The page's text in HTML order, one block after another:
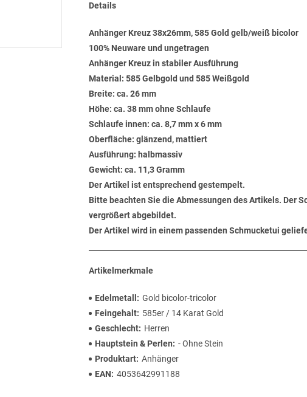
Details
Anhänger Kreuz 38x26mm, 585 Gold gelb/weiß bicolor
100% Neuware und ungetragen
Anhänger Kreuz in stabiler Ausführung
Material: 585 Gelbgold und 585 Weißgold
Breite: ca. 26 mm
Höhe: ca. 38 mm ohne Schlaufe
Schlaufe innen: ca. 8,7 mm x 6 mm
Oberfläche: glänzend, mattiert
Ausführung: halbmassiv
Gewicht: ca. 11,3 Gramm
Der Artikel ist entsprechend gestempelt.
Bitte beachten Sie die Abmessungen des Artikels. Der
vergrößert abgebildet.
Der Artikel wird in einem passenden Schmucketui
Artikelmerkmale
Edelmetall
Gold bicolor-tricolor
Feingehalt
585er / 14 Karat Gold
Geschlecht
Herren
Hauptstein & Perlen
- Ohne Stein
Produktart Anhänger
EAN
4053642991188